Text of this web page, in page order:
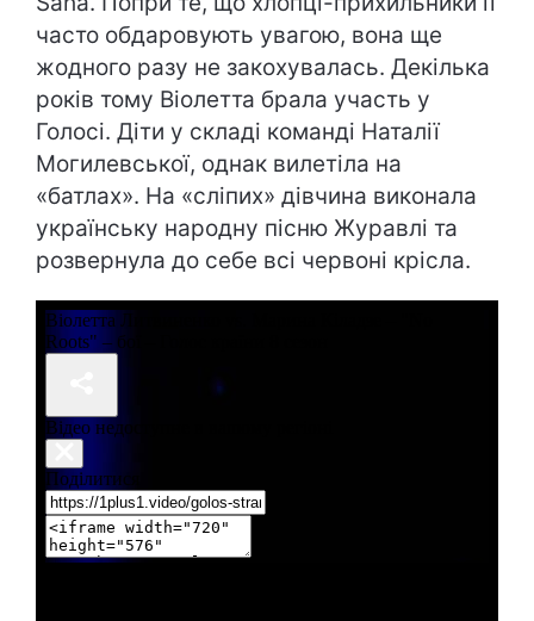
часто обдаровують увагою, вона ще
жодного разу не закохувалась. Декілька
років тому Віолетта брала участь у
Голосі. Діти у складі команді Наталії
Могилевської, однак вилетіла на
«батлах». На «сліпих» дівчина виконала
українську народну пісню Журавлі та
розвернула до себе всі червоні крісла.